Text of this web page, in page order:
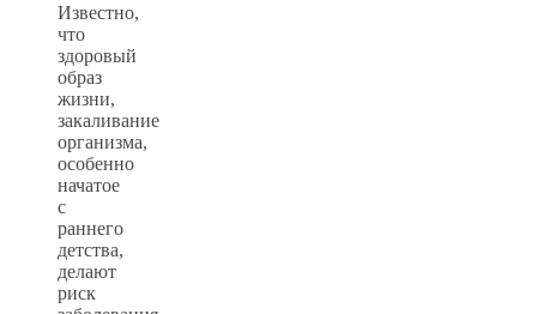
Известно,
что
здоровый
образ
жизни,
закаливание
организма,
особенно
начатое
с
раннего
детства,
делают
риск